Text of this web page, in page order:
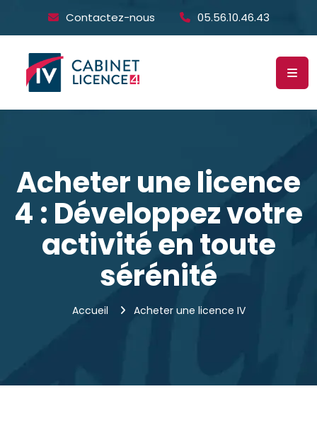
Contactez-nous 05.56.10.46.43
Acheter une licence
4 : Développez votre
activité en toute
sérénité
Accueil Acheter une licence IV